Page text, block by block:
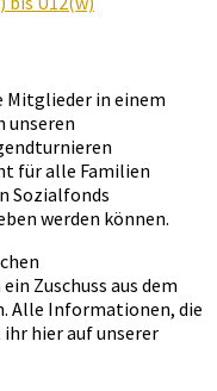
Mitglieder in einem
unseren
für alle Familien
Sozialfonds
werden können.
Zuschuss aus dem
Alle Informationen, die
hier auf unserer